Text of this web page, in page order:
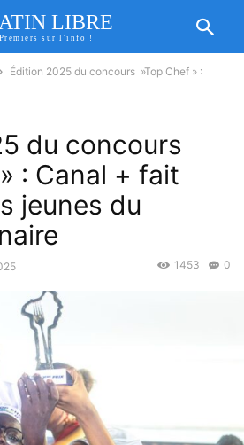
LIBRE
Premiers sur l'info !
Édition 2025 du concours »Top Chef » :
du concours
: Canal + fait
jeunes du
0
1453